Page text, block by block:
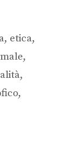
, etica,
,
,
,